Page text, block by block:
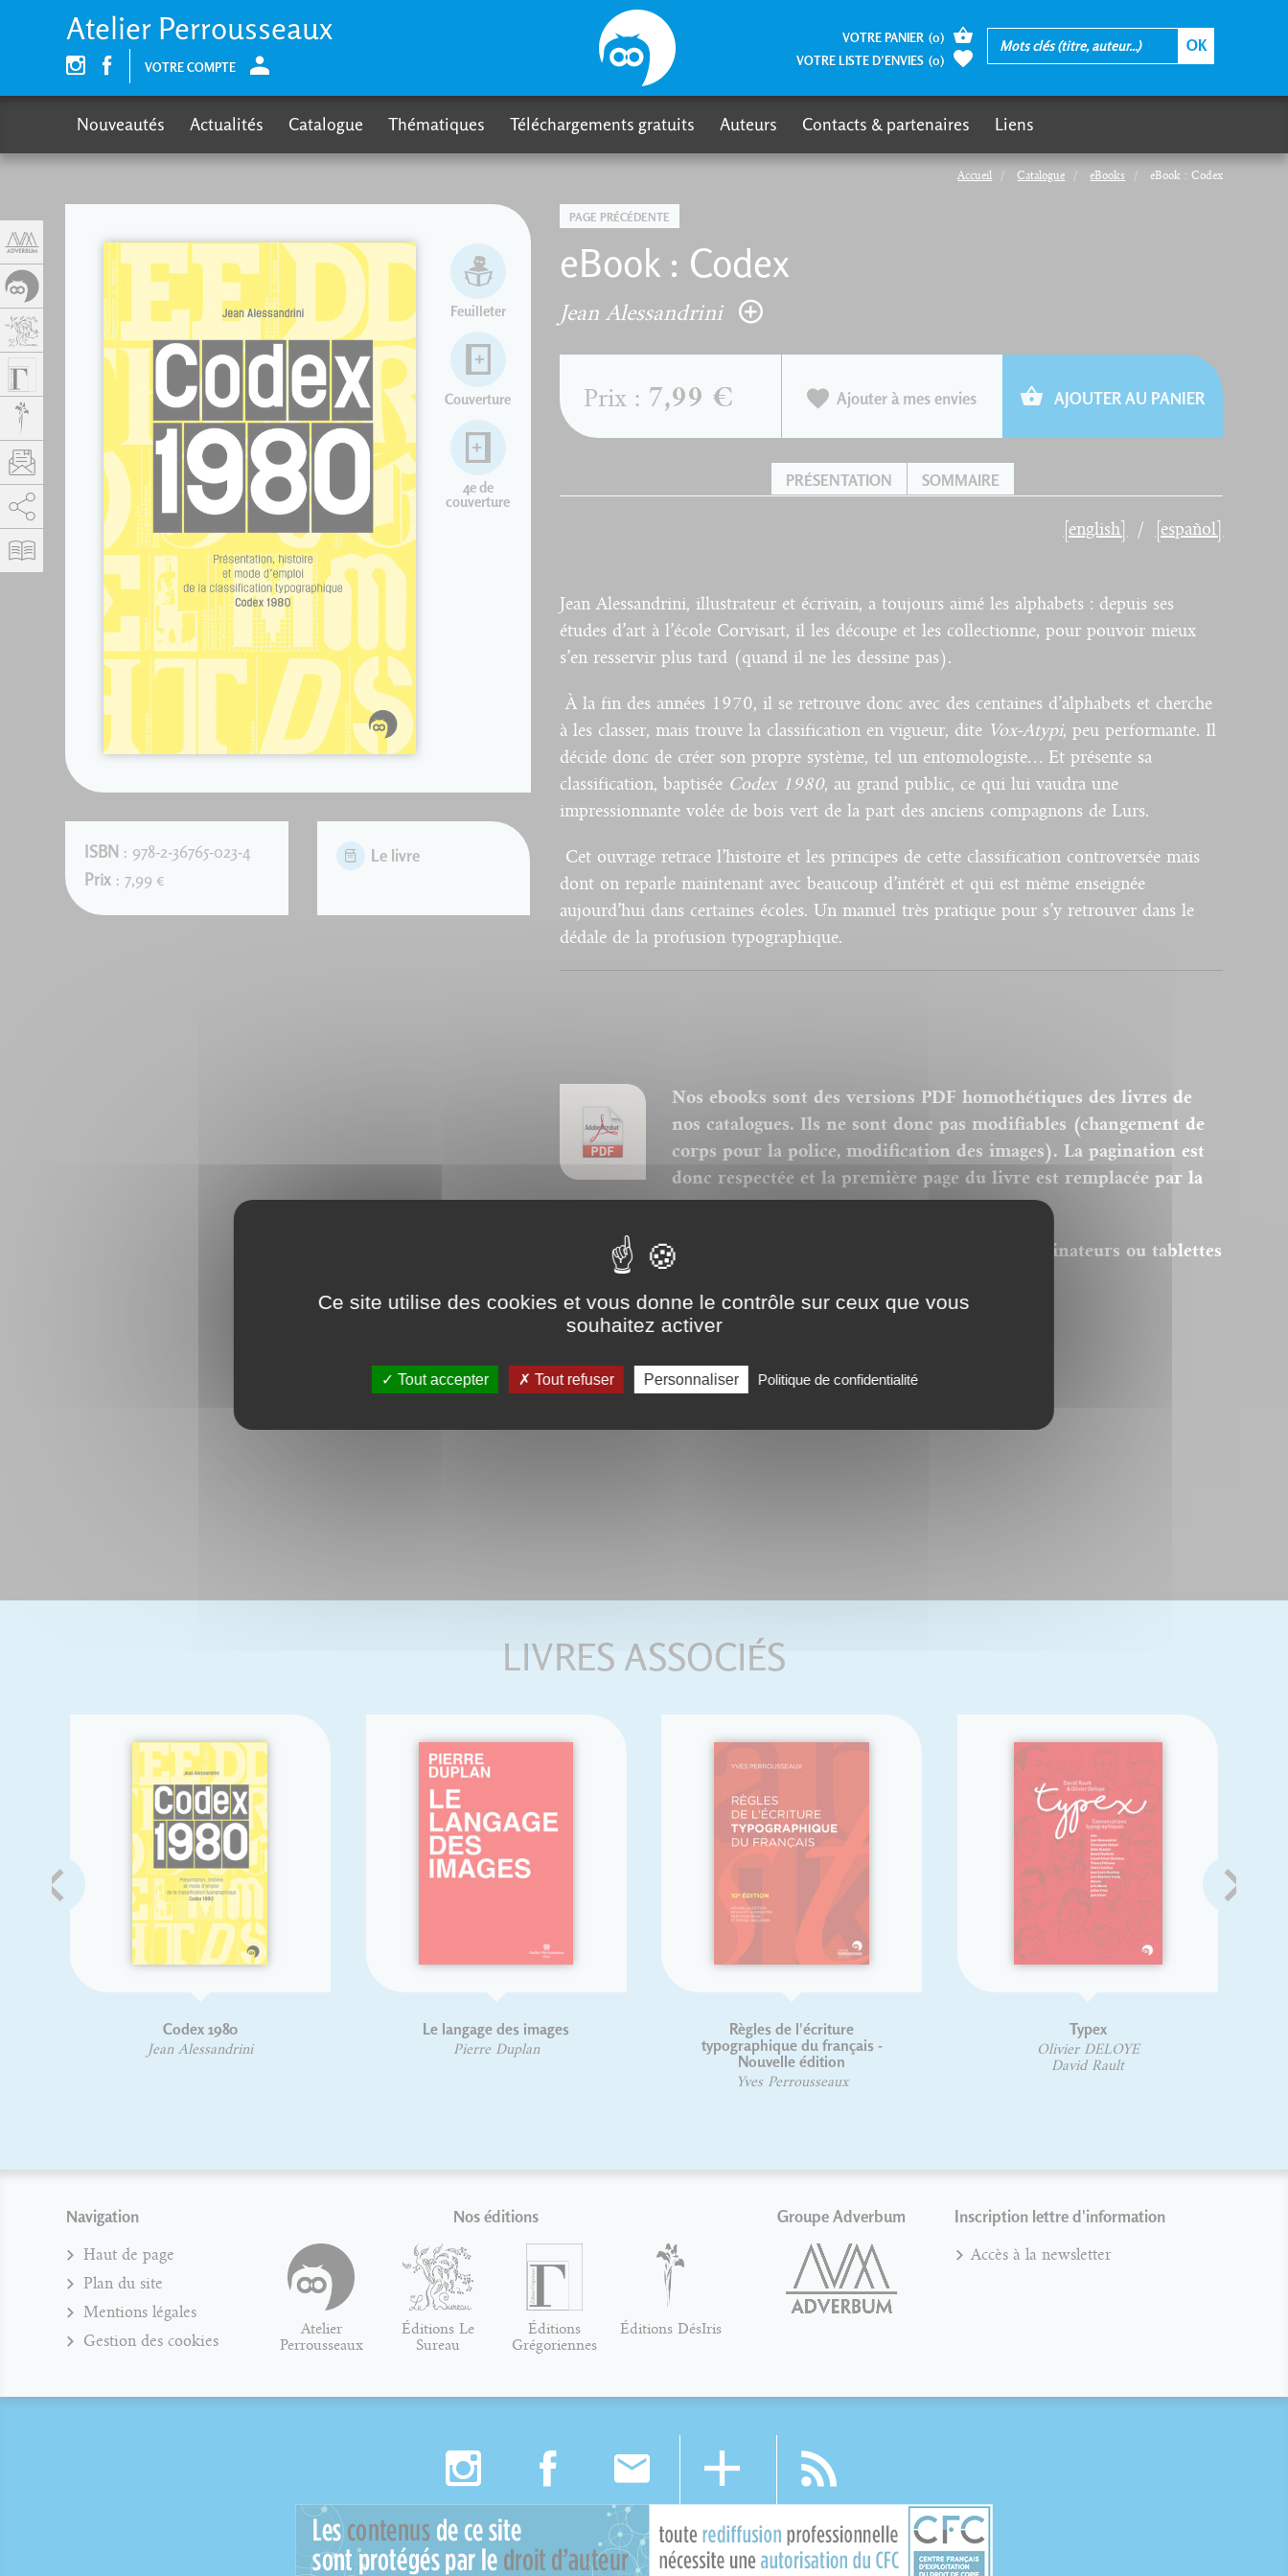
Accueil Catalogue eBooks eBook : Codex
PAGE PRÉCÉDENTE
eBook : Codex
Jean Alessandrini
Feuilleter
Couverture
4e de
couverture
ISBN : 978-2-36765-023-4
Prix: 7,99 €
Le livre
Prix : 7,99 € Ajouter à mes envies AJOUTER AU PANIER
PRÉSENTATION SOMMAIRE
[english] [español]
Jean Alessandrini, illustrateur et écrivain, a toujours aimé les alphabets : depuis ses
études d’art à l’école Corvisart, il les découpe et les collectionne, pour pouvoir mieux
s’en resservir plus tard (quand il ne les dessine pas).
À la fin des années 1970, il se retrouve donc avec des centaines d’alphabets et cherche
à les classer, mais trouve la classification en vigueur, dite Vox-Atypi, peu performante. Il
décide donc de créer son propre système, tel un entomologiste… Et présente sa
classification, baptisée Codex 1980, au grand public, ce qui lui vaudra une
impressionnante volée de bois vert de la part des anciens compagnons de Lurs.
Cet ouvrage retrace l’histoire et les principes de cette classification controversée mais
dont on reparle maintenant avec beaucoup d’intérêt et qui est même enseignée
aujourd’hui dans certaines écoles. Un manuel très pratique pour s’y retrouver dans le
dédale de la profusion typographique.
Nos ebooks sont des versions PDF homothétiques des livres de
nos catalogues. Ils ne sont donc pas modifiables (changement de
corps pour la police, modification des images). La pagination est
donc respectée et la première page du livre est remplacée par la
couverture.
Ce format peut être lu par le logiciel Acrobat © sur des ordinateurs ou tablettes
tactiles de type iPad, Archos, Asus ou autres.
LIVRES ASSOCIÉS
Codex 1980
Jean Alessandrini
Le langage des images
Pierre Duplan
Règles de l'écriture
typographique du français -
Nouvelle édition
Yves Perrousseaux
Typex
Olivier DELOYE
David Rault
Navigation
Haut de page
Plan du site
Mentions légales
Gestion des cookies
Nos éditions
Atelier
Perrousseaux
Éditions Le
Sureau
Éditions
Grégoriennes
Éditions DésIris
Groupe Adverbum Inscription lettre d'information
Accès à la newsletter
Atelier Perrousseaux
VOTRE COMPTE
VOTRE PANIER (0)
VOTRE LISTE D’ENVIES (0)
Nouveautés Actualités Catalogue Thématiques Téléchargements gratuits Auteurs Contacts & partenaires Liens
Autoriser
Panneau de gestion des cookies
Ce site utilise des cookies et vous donne le contrôle sur ceux que vous
souhaitez activer
Tout accepter Tout refuser Personnaliser Politique de confidentialité